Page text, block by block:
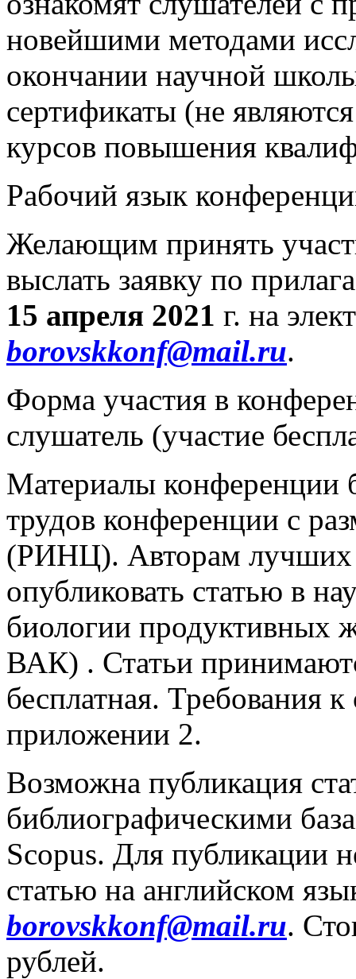
новейшими методами
окончании научной
сертификаты (не
курсов повышения
Рабочий язык
Желающим принять
выслать заявку по
15 апреля 2021 г. на
borovskkonf@mail.ru.
Форма участия в
слушатель (участие
Материалы конференции
трудов конференции с
(РИНЦ). Авторам лучших
опубликовать статью в
биологии продуктивных
ВАК) . Статьи
бесплатная. Требования
приложении 2.
Возможна публикация
библиографическими
Scopus. Для публикации
статью на английском
borovskkonf@mail.ru.
рублей.